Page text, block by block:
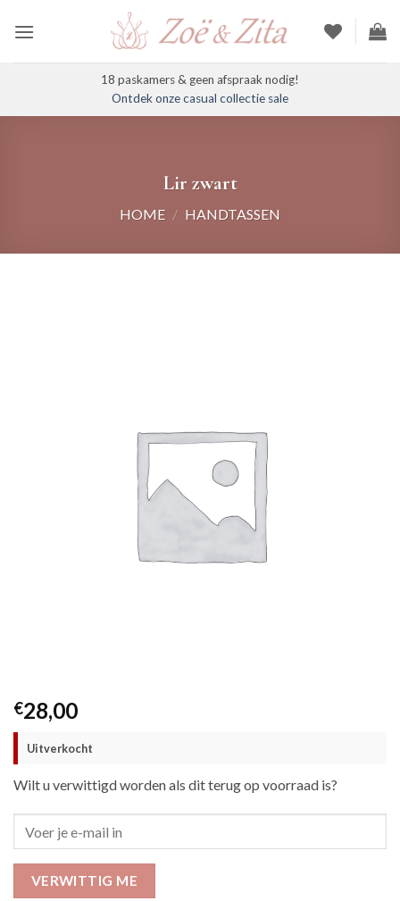
naar
18 paskamers & geen afspraak nodig!
Ontdek onze casual collectie sale
Lir zwart
HOME / HANDTASSEN
€28,00
Uitverkocht
Wilt u verwittigd worden als dit terug op voorraad is?
VERWITTIG ME